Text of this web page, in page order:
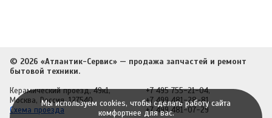
© 2026 «Атлантик-Сервис» — продажа запчастей и ремонт
бытовой техники.
Керамический проезд, 49к1,
Москва, Россия, 127540
Схема проезда
+7 495 755-21-04,
+7 499 481-28-81,
+7 499 481-07-29
Мы используем cookies, чтобы сделать работу сайта
комфортнее для вас.